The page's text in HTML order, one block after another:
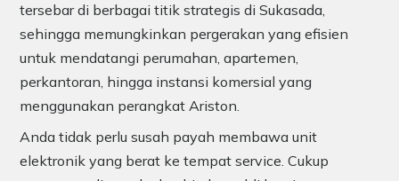
tersebar di berbagai titik strategis di Sukasada,
sehingga memungkinkan pergerakan yang efisien
untuk mendatangi perumahan, apartemen,
perkantoran, hingga instansi komersial yang
menggunakan perangkat Ariston.
Anda tidak perlu susah payah membawa unit
elektronik yang berat ke tempat service. Cukup